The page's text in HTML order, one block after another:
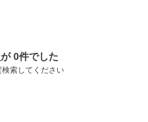
0件でした
索してください